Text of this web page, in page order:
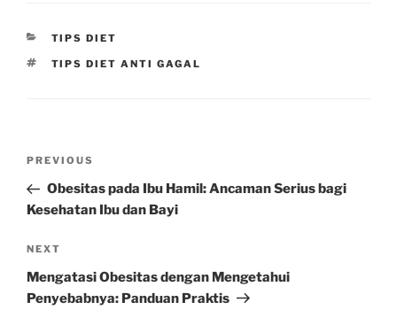
CATEGORIES
TIPS DIET
TAGS
TIPS DIET ANTI GAGAL
Previous
Post
PREVIOUS
Obesitas pada Ibu Hamil: Ancaman Serius bagi
Kesehatan Ibu dan Bayi
Next
Post
NEXT
Mengatasi Obesitas dengan Mengetahui
Penyebabnya: Panduan Praktis